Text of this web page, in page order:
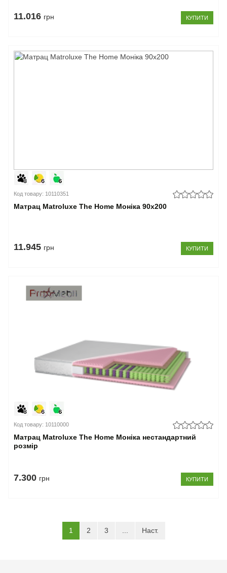
11.016 грн КУПИТИ
Код товару: 10110351
Матрац Matroluxe The Home Моніка 90x200
11.945 грн КУПИТИ
Код товару: 10110000
Матрац Matroluxe The Home Моніка нестандартний
розмір
7.300 грн КУПИТИ
1 (current)
2 3 Наст.